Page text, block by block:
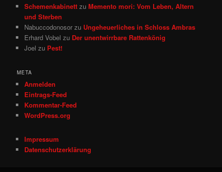
Schemenkabinett zuMemento mori: Vom Leben, Altern
und Sterben
Nabuccodonosor zu Ungeheuerliches in Schloss Ambras
Erhard Vobel zu Der unentwirrbare Rattenkönig
Joel zu Pest!
META
Anmelden
Eintrags-Feed
Kommentar-Feed
WordPress.org
Impressum
Datenschutzerklärung